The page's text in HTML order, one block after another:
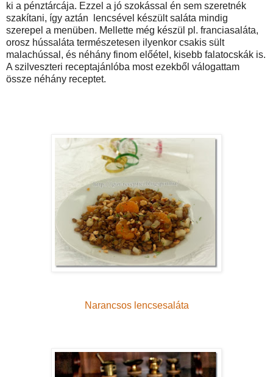
ki a pénztárcája. Ezzel a jó szokással én sem szeretnék
szakítani, így aztán lencsével készült saláta mindig
szerepel a menüben. Mellette még készül pl. franciasaláta,
orosz hússaláta természetesen ilyenkor csakis sült
malachússal, és néhány finom előétel, kisebb falatocskák is.
A szilveszteri receptajánlóba most ezekből válogattam
össze néhány receptet.
Narancsos lencsesaláta